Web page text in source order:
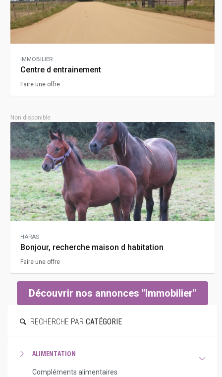
IMMOBILIER
Centre d entrainement
Faire une offre
Non disponible
HARAS
Bonjour, recherche maison d habitation
Faire une offre
Découvrir nos annonces "Immobilier"
RECHERCHE PARCATÉGORIE
ALIMENTATION
Compléments alimentaires